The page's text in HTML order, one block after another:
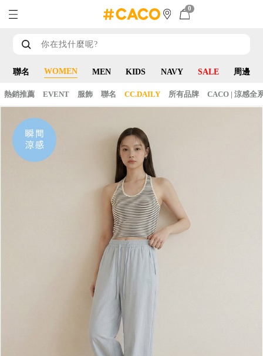
0
聯名 WOMEN MEN KIDS NAVY SALE 周邊
熱銷推薦 EVENT 服飾 聯名 CC.DAILY 所有品牌 CACO | 涼感全